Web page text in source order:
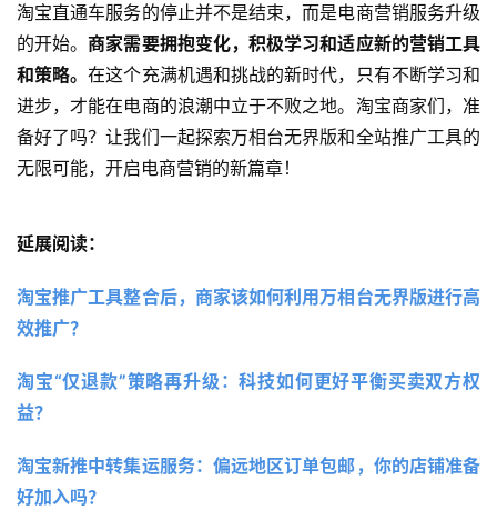
淘宝直通车服务的停止并不是结束，而是电商营销服务升级
的开始。商家需要拥抱变化，积极学习和适应新的营销工具
和策略。在这个充满机遇和挑战的新时代，只有不断学习和
进步，才能在电商的浪潮中立于不败之地。淘宝商家们，准
备好了吗？让我们一起探索万相台无界版和全站推广工具的
无限可能，开启电商营销的新篇章！
延展阅读：
淘宝推广工具整合后，商家该如何利用万相台无界版进行高
效推广？
淘宝“仅退款”策略再升级：科技如何更好平衡买卖双方权
益？
淘宝新推中转集运服务：偏远地区订单包邮，你的店铺准备
好加入吗？